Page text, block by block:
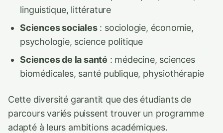
linguistique, littérature
Sciences sociales: sociologie, économie,
psychologie, science politique
Sciences de la santé : médecine, sciences
biomédicales, santé publique, physiothérapie
Cette diversité garantit que des étudiants de
parcours variés puissent trouver un programme
adapté à leurs ambitions académiques.